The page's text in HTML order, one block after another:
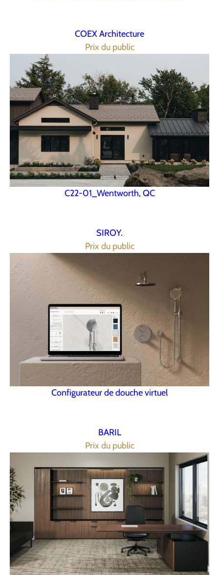
COEX Architecture
Prix du public
C22-01_Wentworth, QC
SIROY.
Prix du public
Configurateur de douche virtuel
BARIL
Prix du public